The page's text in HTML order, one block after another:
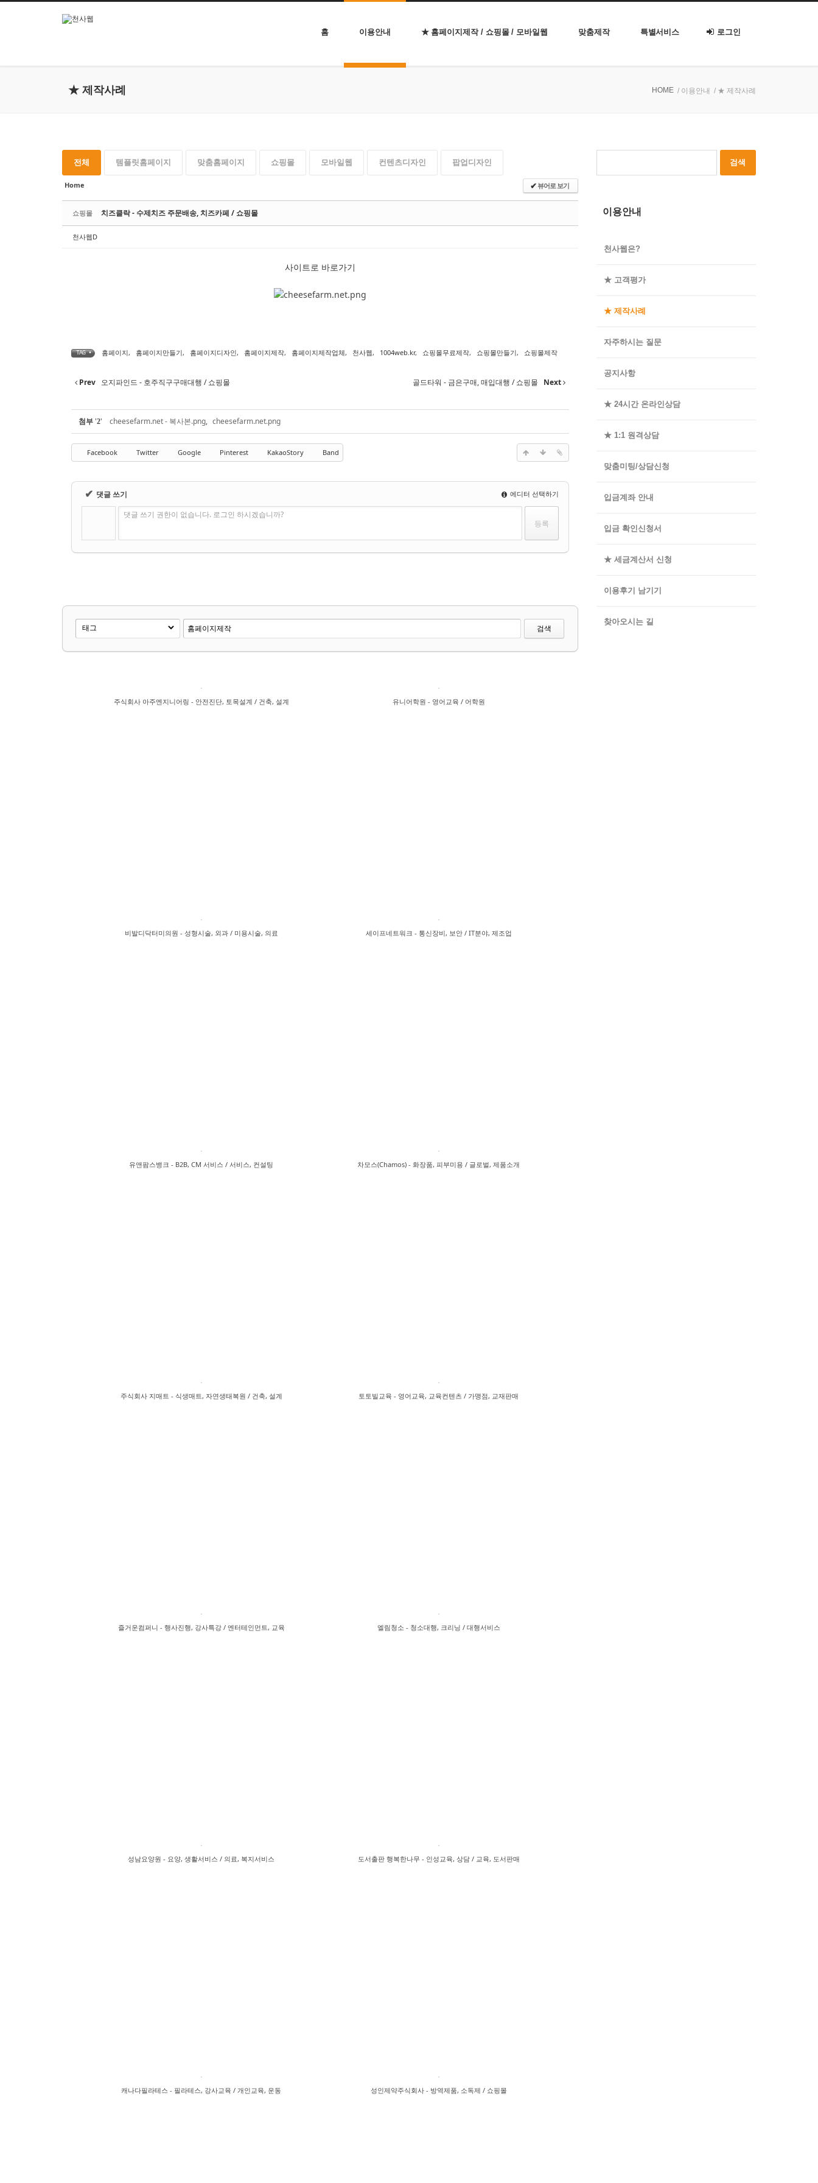
홈 이용안내 ★ 홈페이지제작 / 쇼핑몰 / 모바일웹 맞춤제작 특별서비스 로그인
★ 제작사례 HOME / 이용안내 / ★ 제작사례
전체 템플릿홈페이지 맞춤홈페이지 쇼핑몰 모바일웹 컨텐츠디자인 팝업디자인
Home ✔뷰어로 보기
쇼핑몰 치즈클락 - 수제치즈 주문배송, 치즈카페 / 쇼핑몰
천사웹D
사이트로 바로가기
TAG • 홈페이지, 홈페이지만들기, 홈페이지디자인, 홈페이지제작, 홈페이지제작업체, 천사웹, 1004web.kr, 쇼핑몰무료제작, 쇼핑몰만들기, 쇼핑몰제작
Prev 오지파인드 - 호주직구구매대행 / 쇼핑몰 골드타워 - 금은구매, 매입대행 / 쇼핑몰 Next
첨부'2' cheesefarm.net - 복사본.png, cheesefarm.net.png
Facebook Twitter Google Pinterest KakaoStory Band
✔ 댓글 쓰기 에디터 선택하기
댓글 쓰기 권한이 없습니다. 로그인 하시겠습니까?
검색
주식회사 아주엔지니어링 - 안전진단, 토목설계 / 건축, 설계 유니어학원 - 영어교육 / 어학원
비발디닥터미의원 - 성형시술, 외과 / 미용시술, 의료 세이프네트워크 - 통신장비, 보안 / IT분야, 제조업
유앤팜스뱅크 - B2B, CM 서비스 / 서비스, 컨설팅 차모스(Chamos) - 화장품, 피부미용 / 글로벌, 제품소개
주식회사 지매트 - 식생매트, 자연생태복원 / 건축, 설계 토토빌교육 - 영어교육, 교육컨텐츠 / 가맹점, 교재판매
즐거운컴퍼니 - 행사진행, 강사특강 / 엔터테인먼트, 교육 엘림청소 - 청소대행, 크리닝 / 대행서비스
성남요양원 - 요양, 생활서비스 / 의료, 복지서비스 도서출판 행복한나무 - 인성교육, 상담 / 교육, 도서판매
캐나다필라테스 - 필라테스, 강사교육 / 개인교육, 운동 성인제약주식회사 - 방역제품, 소독제 / 쇼핑몰
이용안내
천사웹은?
★ 고객평가
★ 제작사례
자주하시는 질문
공지사항
★ 24시간 온라인상담
★ 1:1 원격상담
맞춤미팅/상담신청
입금계좌 안내
입금 확인신청서
★ 세금계산서 신청
이용후기 남기기
찾아오시는 길